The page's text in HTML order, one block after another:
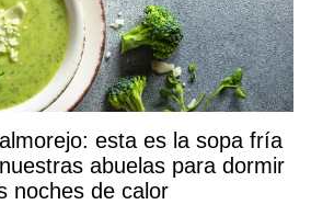
esta es la sopa fría
abuelas para dormir
noches de calor